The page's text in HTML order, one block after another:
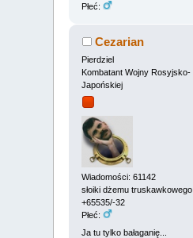
Płeć:
Cezarian
Pierdziel
Kombatant Wojny Rosyjsko-
Japońskiej
Wiadomości: 61142
słoiki dżemu truskawkowego
+65535/-32
Płeć:
Ja tu tylko bałaganię...